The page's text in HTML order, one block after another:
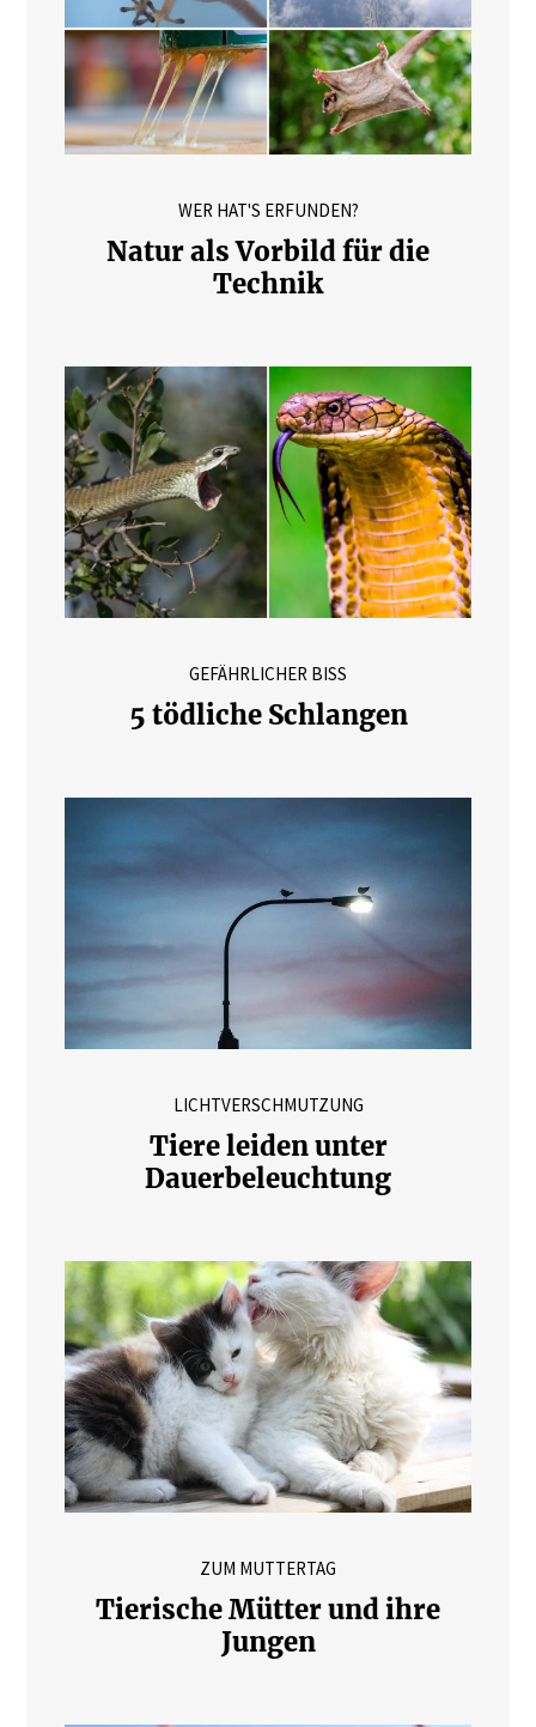
WER HAT'S ERFUNDEN?
Natur als Vorbild für die
Technik
GEFÄHRLICHER BISS
5 tödliche Schlangen
LICHTVERSCHMUTZUNG
Tiere leiden unter
Dauerbeleuchtung
ZUM MUTTERTAG
Tierische Mütter und ihre
Jungen